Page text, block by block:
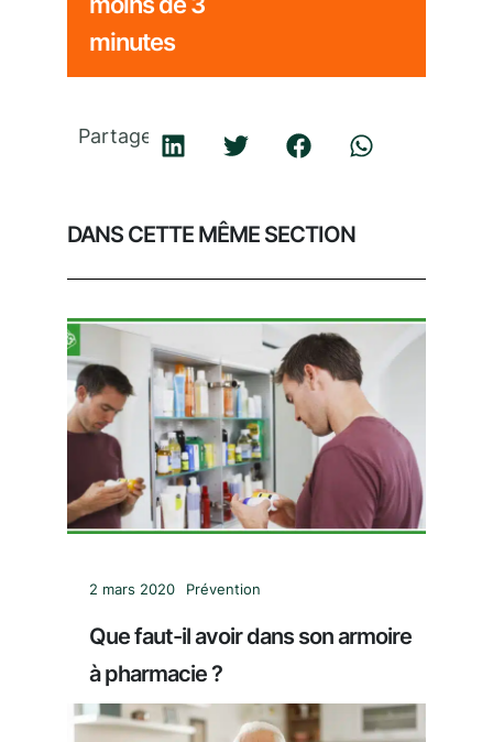
minutes
Partager
DANS CETTE MÊME SECTION
2 mars 2020 Prévention
Que faut-il avoir dans son armoire
à pharmacie ?